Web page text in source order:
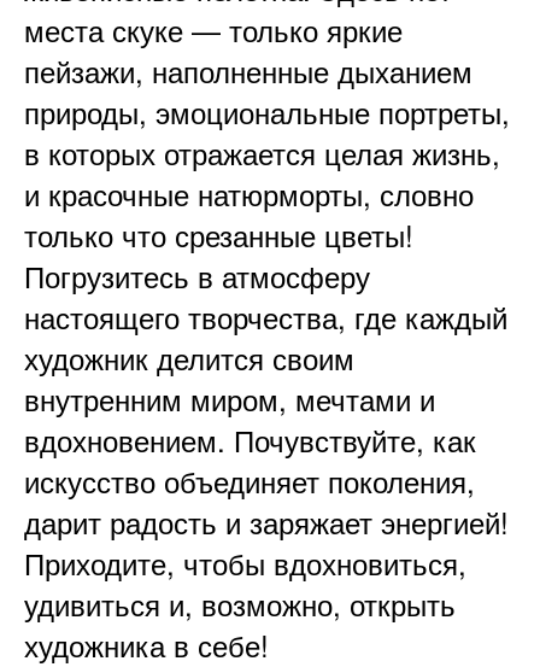
места скуке — только яркие
пейзажи, наполненные дыханием
природы, эмоциональные портреты,
в которых отражается целая жизнь,
и красочные натюрморты, словно
только что срезанные цветы!
Погрузитесь в атмосферу
настоящего творчества, где каждый
художник делится своим
внутренним миром, мечтами и
вдохновением. Почувствуйте, как
искусство объединяет поколения,
дарит радость и заряжает энергией!
Приходите, чтобы вдохновиться,
удивиться и, возможно, открыть
художника в себе!